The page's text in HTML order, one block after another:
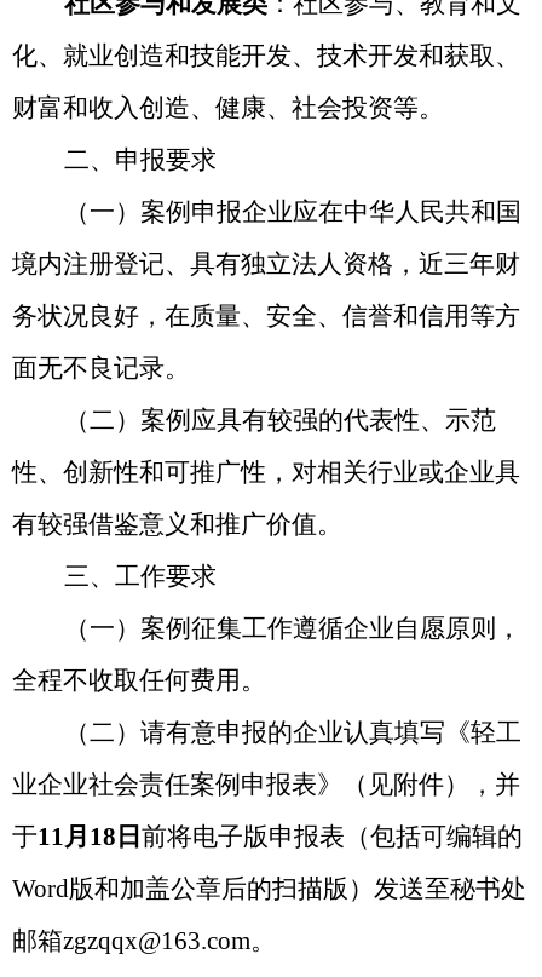
化、就业创造和技能开发、技术开发和获取、
财富和收入创造、健康、社会投资等。
二、申报要求
（一）案例申报企业应在中华人民共和国
境内注册登记、具有独立法人资格，近三年财
务状况良好，在质量、安全、信誉和信用等方
面无不良记录。
（二）案例应具有较强的代表性、示范
性、创新性和可推广性，对相关行业或企业具
有较强借鉴意义和推广价值。
三、工作要求
（一）案例征集工作遵循企业自愿原则，
全程不收取任何费用。
（二）请有意申报的企业认真填写《轻工
业企业社会责任案例申报表》（见附件），并
于11月18日 前将电子版申报表（包括可编辑的
Word版和加盖公章后的扫描版）发送至秘书处
邮箱zgzqqx@163.com。